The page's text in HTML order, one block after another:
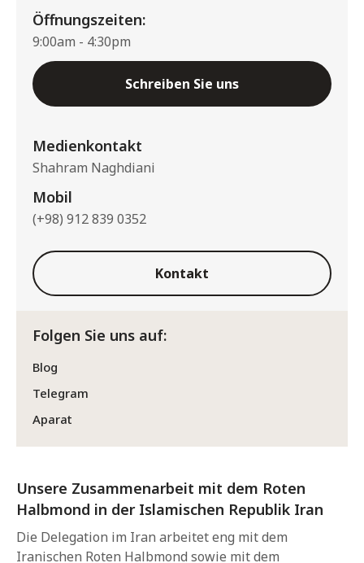
Öffnungszeiten:
9:00am - 4:30pm
Schreiben Sie uns
Medienkontakt
Shahram Naghdiani
Mobil
(+98) 912 839 0352
Kontakt
Folgen Sie uns auf:
Blog
Telegram
Aparat
Unsere Zusammenarbeit mit dem Roten
Halbmond in der Islamischen Republik Iran
Die Delegation im Iran arbeitet eng mit dem
Iranischen Roten Halbmond sowie mit dem